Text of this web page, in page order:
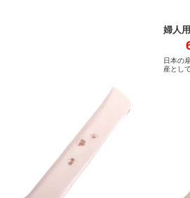
婦人
日本の
産とし